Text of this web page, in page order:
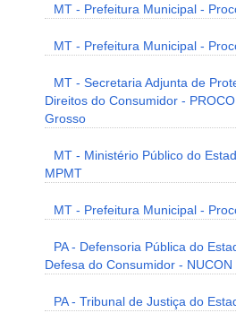
MT - Prefeitura Municipal -
MT - Prefeitura Municipal -
MT - Secretaria Adjunta de
Direitos do Consumidor -
Grosso
MT - Ministério Público do
MPMT
MT - Prefeitura Municipal -
PA - Defensoria Pública do
Defesa do Consumidor - NUCON
PA - Tribunal de Justiça do